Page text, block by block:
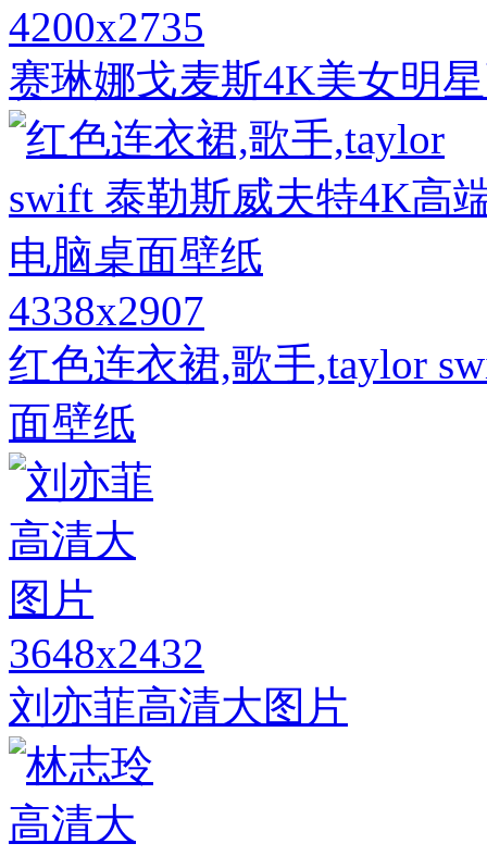
4200x2735
赛琳娜戈麦斯4K美女明
4338x2907
红色连衣裙,歌手,taylor
面壁纸
3648x2432
刘亦菲高清大图片